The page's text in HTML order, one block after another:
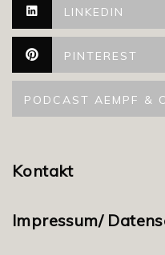
LINKEDIN
PINTEREST
PODCAST AEMPF &
Kontakt
Impressum/